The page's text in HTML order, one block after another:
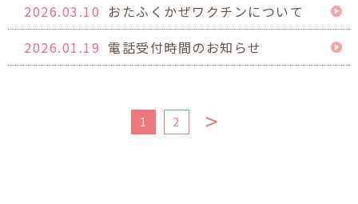
2026.03.10 おたふくかぜワクチンについて
2026.01.19 電話受付時間のお知らせ
1 2 >